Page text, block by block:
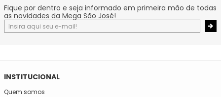
Fique por dentro e seja informado em primeira mão de todas
as novidades da Mega São José!
INSTITUCIONAL
Quem somos